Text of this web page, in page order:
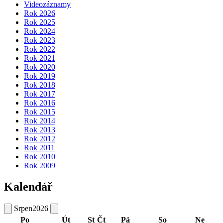
Videozáznamy
Rok 2026
Rok 2025
Rok 2024
Rok 2023
Rok 2022
Rok 2021
Rok 2020
Rok 2019
Rok 2018
Rok 2017
Rok 2016
Rok 2015
Rok 2014
Rok 2013
Rok 2012
Rok 2011
Rok 2010
Rok 2009
Kalendář
Srpen2026
Po
Út St Čt Pá So Ne